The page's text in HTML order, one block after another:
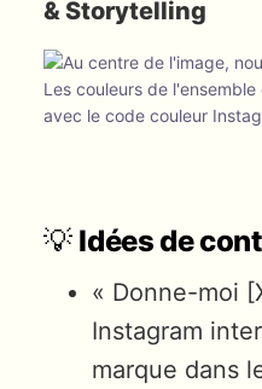
& Storytelling
💡 Idées de
« Donne-moi
Instagram
marque dans